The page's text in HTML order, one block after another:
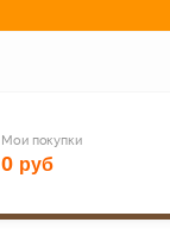
Мои покупки
0 руб